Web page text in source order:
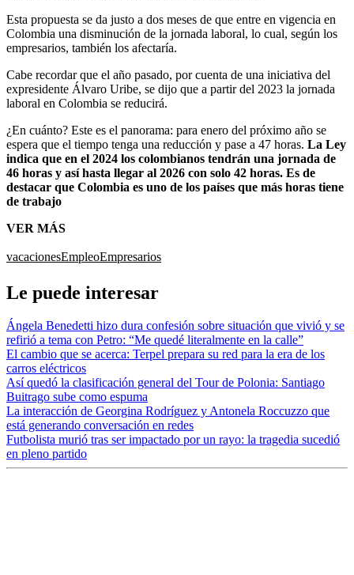
Esta propuesta se da justo a dos meses de que entre en vigencia en
Colombia una disminución de la jornada laboral, lo cual, según los
empresarios, también los afectaría.
Cabe recordar que el año pasado, por cuenta de una iniciativa del
expresidente Álvaro Uribe, se dijo que a partir del 2023 la jornada
laboral en Colombia se reducirá.
¿En cuánto? Este es el panorama: para enero del próximo año se
espera que el tiempo tenga una reducción y pase a 47 horas. La Ley
indica que en el 2024 los colombianos tendrán una jornada de
46 horas y así hasta llegar al 2026 con solo 42 horas. Es de
destacar que Colombia es uno de los países que más horas tiene
de trabajo
VER MÁS
vacacionesEmpleoEmpresarios
Le puede interesar
Ángela Benedetti hizo dura confesión sobre situación que vivió y se
refirió a tema con Petro: “Me quedé literalmente en la calle”
El cambio que se acerca: Terpel prepara su red para la era de los
carros eléctricos
Así quedó la clasificación general del Tour de Polonia: Santiago
Buitrago sube como espuma
La interacción de Georgina Rodríguez y Antonela Roccuzzo que
está generando conversación en redes
Futbolista murió tras ser impactado por un rayo: la tragedia sucedió
en pleno partido